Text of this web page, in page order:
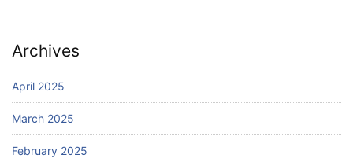
Archives
April 2025
March 2025
February 2025